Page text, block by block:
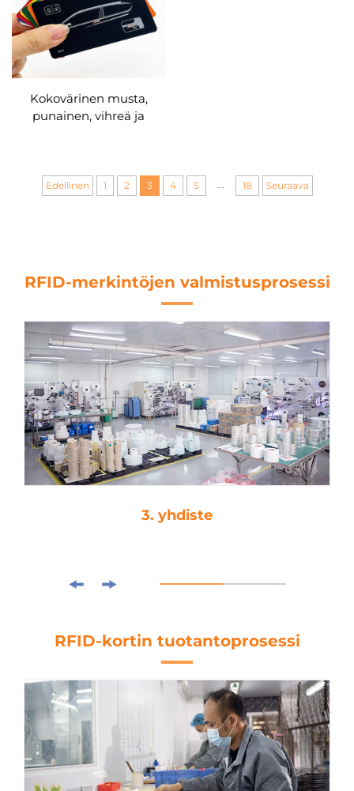
Kokovärinen musta,
punainen, vihreä ja
Edellinen 1 2 3 4 5 18 Seuraava
RFID-merkintöjen valmistusprosessi
4. kuormitusleikkaus
RFID-kortin tuotantoprosessi